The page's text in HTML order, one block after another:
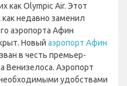
как Olympic Air. Этот
недавно заменил
аэропорта Афин
Новый аэропорт Афин
в честь премьер-
Венизелоса. Аэропорт
удобствами